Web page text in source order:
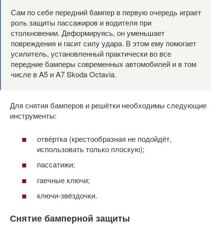
Сам по себе передний бампер в первую очередь играет
роль защиты пассажиров и водителя при
столкновении. Деформируясь, он уменьшает
повреждения и гасит силу удара. В этом ему помогает
усилитель, установленный практически во все
передние бамперы современных автомобилей и в том
числе в A5 и A7 Skoda Octavia.
Для снятия бамперов и решётки необходимы следующие
инструменты:
отвёртка (крестообразная не подойдёт,
использовать только плоскую);
пассатижи;
гаечные ключи;
ключи-звёздочки.
Снятие бамперной защиты